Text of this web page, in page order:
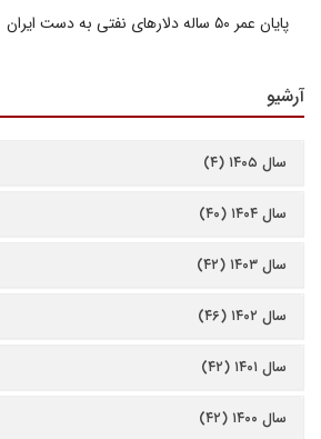
پایان عمر ۵۰ ساله دلارهای نفتی به دست ایران
آرشیو
سال ۱۴۰۵ (۴)
سال ۱۴۰۴ (۴۰)
سال ۱۴۰۳ (۴۲)
سال ۱۴۰۲ (۴۶)
سال ۱۴۰۱ (۴۲)
سال ۱۴۰۰ (۴۲)